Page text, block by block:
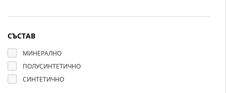
СЪСТАВ
МИНЕРАЛНО
ПОЛУСИНТЕТИЧНО
СИНТЕТИЧНО